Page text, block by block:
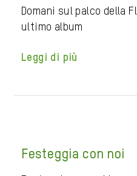
Domani sul palco della
ultimo album
Leggi di più
Festeggia con noi